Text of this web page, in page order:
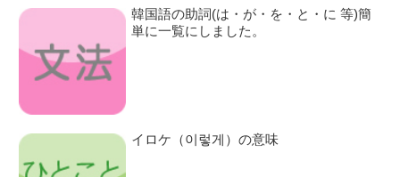
韓国語の助詞(は・が・を・と・に 等)簡
単に一覧にしました。
イロケ（이렇게）の意味